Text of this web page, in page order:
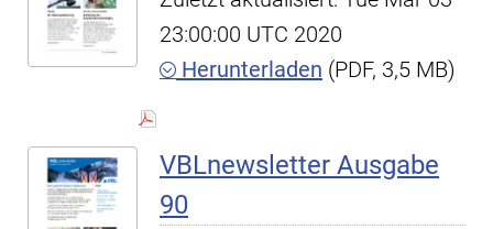
23:00:00 UTC 2020
Herunterladen (PDF, 3,5 MB)
VBLnewsletter Ausgabe
90